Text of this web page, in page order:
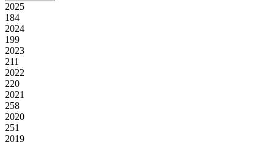
2025
184
2024
199
2023
211
2022
220
2021
258
2020
251
2019